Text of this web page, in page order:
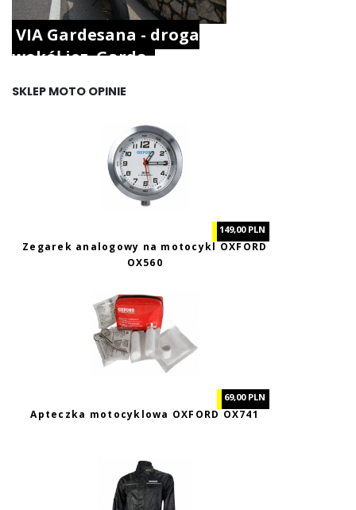
VIA Gardesana - droga
wokół jez. Garda.
SKLEP MOTO OPINIE
149,00 PLN
Zegarek analogowy na motocykl OXFORD
OX560
69,00 PLN
Apteczka motocyklowa OXFORD OX741